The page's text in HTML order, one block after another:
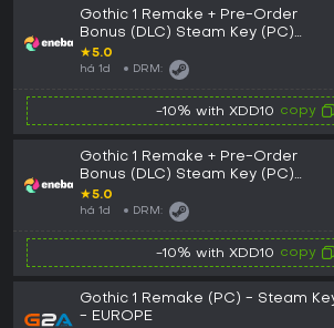
Gothic 1 Remake + Pre-Order
Bonus (DLC) Steam Key (PC)
GLOBAL
★5.0
há 1d DRM:
-10% with XDD10 copy
Gothic 1 Remake + Pre-Order
Bonus (DLC) Steam Key (PC)
EUROPE
★5.0
há 1d DRM:
-10% with XDD10 copy
Gothic 1 Remake (PC) - Steam
- EUROPE